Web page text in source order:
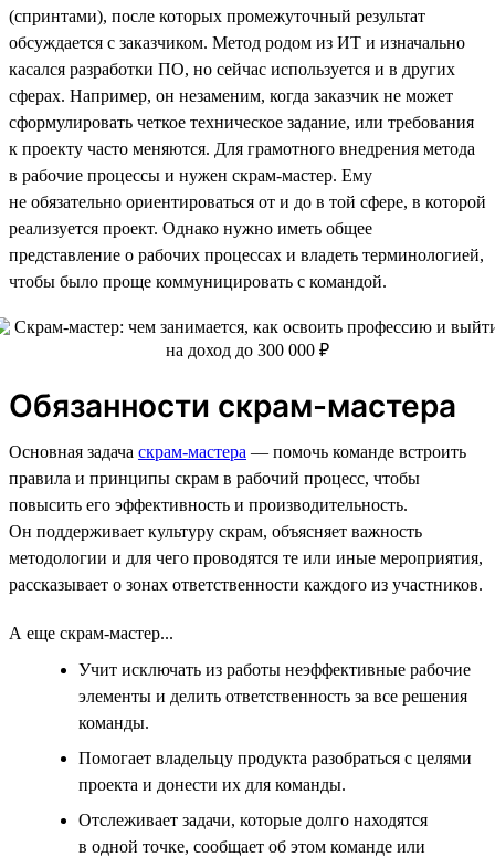
(спринтами), после которых промежуточный результат
обсуждается с заказчиком. Метод родом из ИТ и изначально
касался разработки ПО, но сейчас используется и в других
сферах. Например, он незаменим, когда заказчик не может
сформулировать четкое техническое задание, или требования
к проекту часто меняются. Для грамотного внедрения метода
в рабочие процессы и нужен скрам-мастер. Ему
не обязательно ориентироваться от и до в той сфере, в которой
реализуется проект. Однако нужно иметь общее
представление о рабочих процессах и владеть терминологией,
чтобы было проще коммуницировать с командой.
Обязанности скрам-мастера
Основная задача скрам-мастера — помочь команде встроить
правила и принципы скрам в рабочий процесс, чтобы
повысить его эффективность и производительность.
Он поддерживает культуру скрам, объясняет важность
методологии и для чего проводятся те или иные мероприятия,
рассказывает о зонах ответственности каждого из участников.
А еще скрам-мастер...
Учит исключать из работы неэффективные рабочие
элементы и делить ответственность за все решения
команды.
Помогает владельцу продукта разобраться с целями
проекта и донести их для команды.
Отслеживает задачи, которые долго находятся
в одной точке, сообщает об этом команде или